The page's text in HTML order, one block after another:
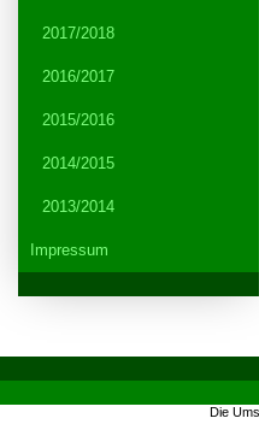
2017/2018
2016/2017
2015/2016
2014/2015
2013/2014
Impressum
Die